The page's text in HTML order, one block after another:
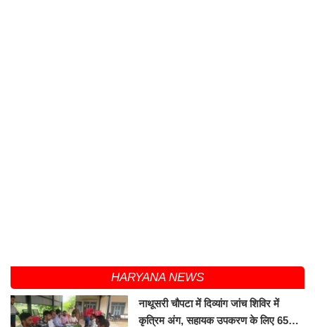
HARYANA NEWS
नाथूसरी चौपटा में दिव्यांग जांच शिविर में
कृत्रिम अंग, सहायक उपकरण के लिए 65